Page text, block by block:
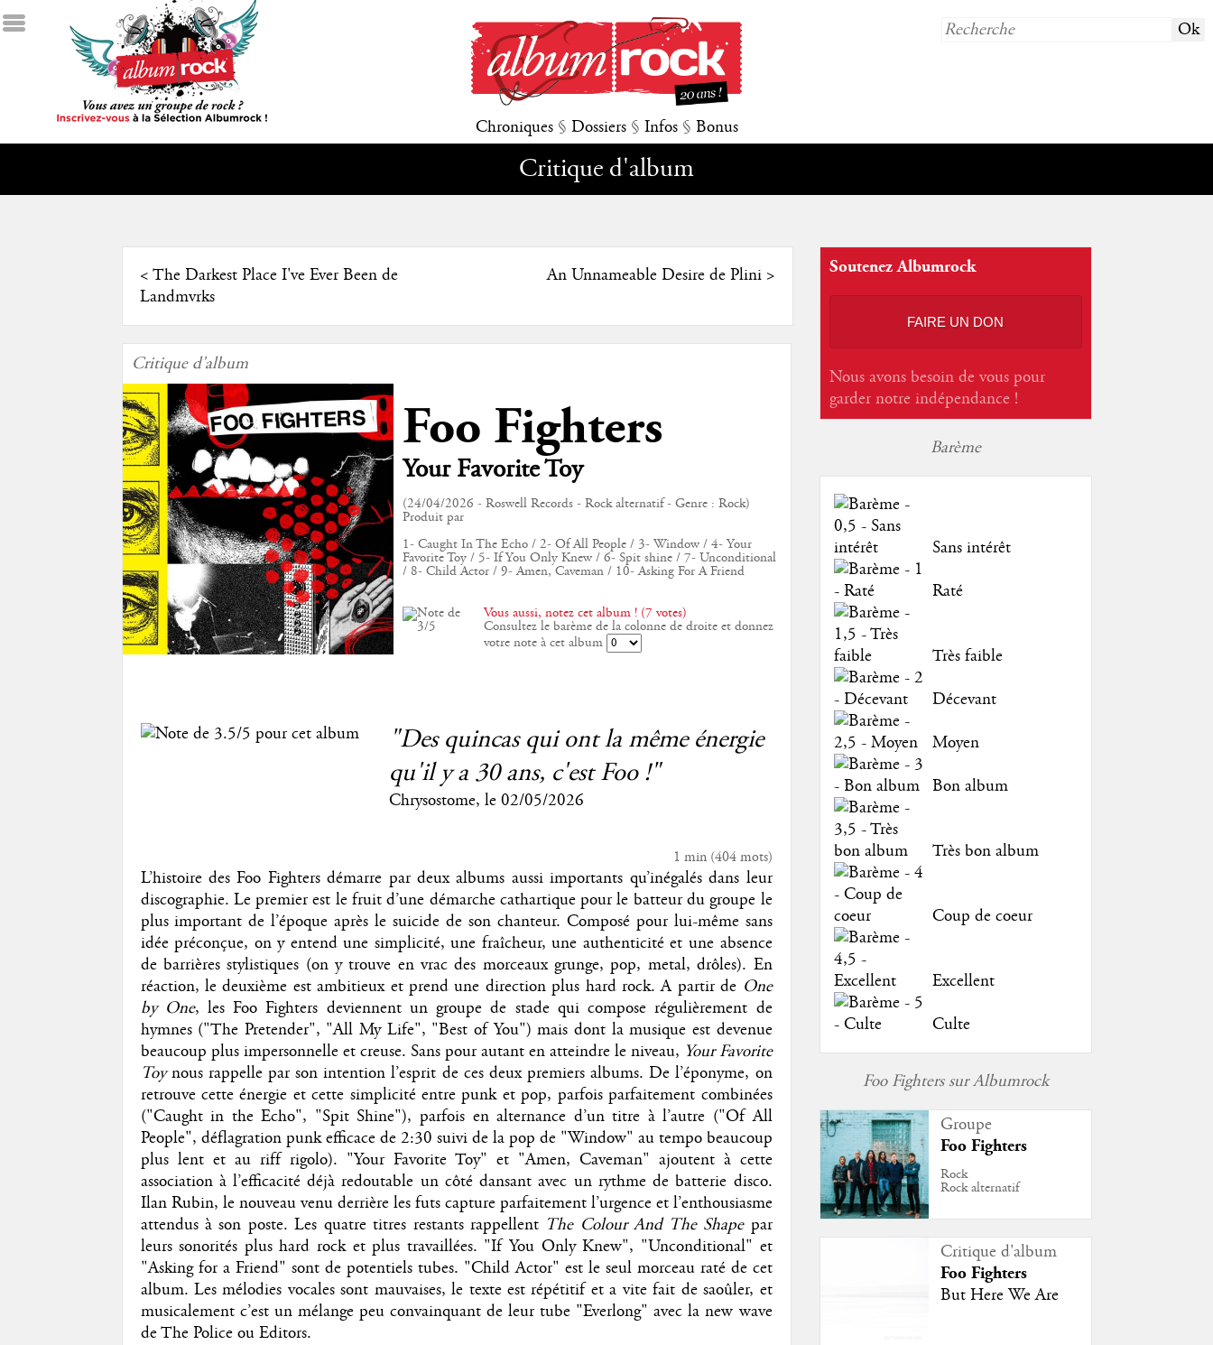
Chroniques § Dossiers § Infos § Bonus
Critique d'album
< The Darkest Place I've Ever Been de
Landmvrks
An Unnameable Desire de Plini>
Critique d'album
Foo Fighters
Your Favorite Toy
(24/04/2026 - Roswell Records - Rock alternatif - Genre : Rock)
Produit par
1- Caught In The Echo / 2- Of All People / 3- Window / 4- Your
Favorite Toy / 5- If You Only Knew / 6- Spit shine / 7- Unconditional
/ 8- Child Actor / 9- Amen, Caveman / 10- Asking For A Friend
Vous aussi, notez cet album ! (7 votes)
Consultez le barème de la colonne de droite et donnez
votre note à cet album
"Des quincas qui ont la même énergie
qu'il y a 30 ans, c'est Foo !"
Chrysostome, le 02/05/2026
1 min(404mots)
L’histoire des Foo Fighters démarre par deux albums aussi importants qu’inégalés dans leur
discographie. Le premier est le fruit d’une démarche cathartique pour le batteur du groupe le
plus important de l’époque après le suicide de son chanteur. Composé pour lui-même sans
idée préconçue, on y entend une simplicité, une fraîcheur, une authenticité et une absence
de barrières stylistiques (on y trouve en vrac des morceaux grunge, pop, metal, drôles). En
réaction, le deuxième est ambitieux et prend une direction plus hard rock. A partir de One
by One, les Foo Fighters deviennent un groupe de stade qui compose régulièrement de
hymnes ("The Pretender", "All My Life", "Best of You") mais dont la musique est devenue
beaucoup plus impersonnelle et creuse. Sans pour autant en atteindre le niveau, Your Favorite
Toynous rappelle par son intention l’esprit de ces deux premiers albums. De l’éponyme, on
retrouve cette énergie et cette simplicité entre punk et pop, parfois parfaitement combinées
("Caught in the Echo", "Spit Shine"), parfois en alternance d’un titre à l’autre ("Of All
People", déflagration punk efficace de 2:30 suivi de la pop de "Window" au tempo beaucoup
plus lent et au riff rigolo). "Your Favorite Toy" et "Amen, Caveman" ajoutent à cette
association à l’efficacité déjà redoutable un côté dansant avec un rythme de batterie disco.
Ilan Rubin, le nouveau venu derrière les futs capture parfaitement l’urgence et l’enthousiasme
attendus à son poste. Les quatre titres restants rappellent The Colour And The Shapepar
leurs sonorités plus hard rock et plus travaillées. "If You Only Knew", "Unconditional" et
"Asking for a Friend" sont de potentiels tubes. "Child Actor" est le seul morceau raté de cet
album. Les mélodies vocales sont mauvaises, le texte est répétitif et a vite fait de saoûler, et
musicalement c’est un mélange peu convainquant de leur tube "Everlong" avec la new wave
de The Police ou Editors.
Soutenez Albumrock
FAIRE UN DON
Nous avons besoin de vous pour
garder notre indépendance !
Barème
Sans intérêt
Raté
Très faible
Décevant
Moyen
Bon album
Très bon album
Coup de coeur
Excellent
Culte
Foo Fighters sur Albumrock
Groupe
Foo Fighters
Rock
Rock alternatif
Critique d'album
Foo Fighters
But Here We Are